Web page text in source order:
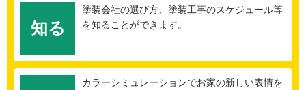
知る
塗装会社の選び方、塗装工事のスケジュール等
を知ることができます。
カラーシミュレーションでお家の新しい表情を